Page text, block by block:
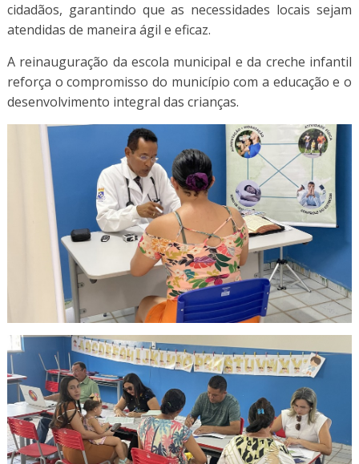
cidadãos, garantindo que as necessidades locais sejam
atendidas de maneira ágil e eficaz.
A reinauguração da escola municipal e da creche infantil
reforça o compromisso do município com a educação e o
desenvolvimento integral das crianças.